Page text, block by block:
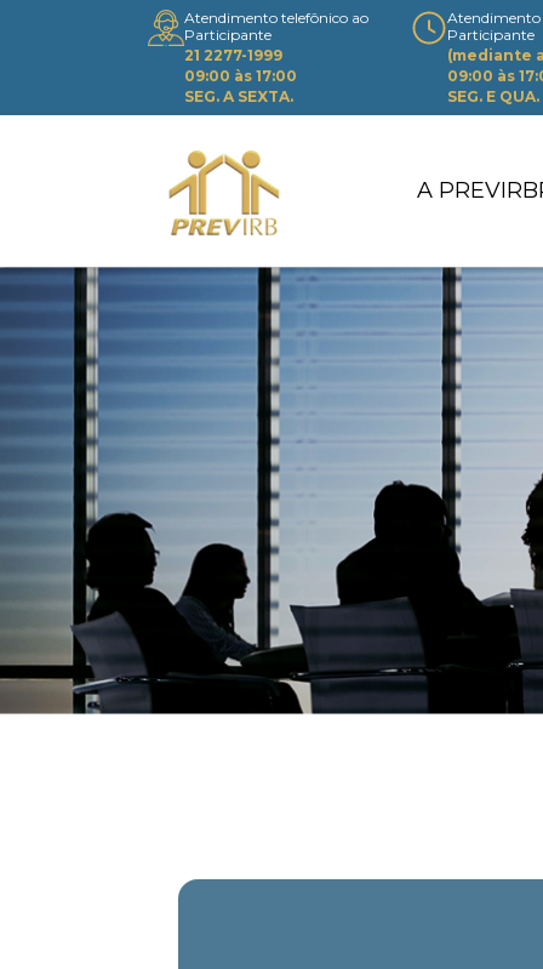
Atendimento telefônico ao
Participante
21 2277-1999
09:00 às 17:00
SEG. A SEXTA.
Atendimento
Participante
(mediante
09:00 às
SEG. E QUA.
A PREVIRB